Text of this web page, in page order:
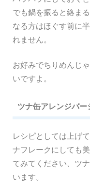
でも鍋を振ると絡ま
なる方はほぐす前に
れません。
お好みでちりめんじ
いですよ。
ツナ缶アレンジバー
レシピとしては上げ
ナフレークにしても
てみてください、ツ
います。